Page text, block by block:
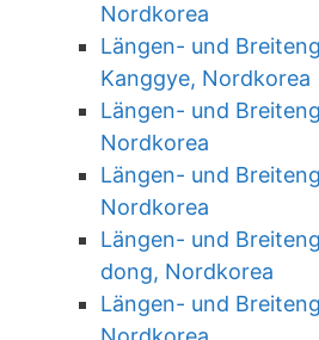
Nordkorea
Längen- und
Kanggye, Nordkorea
Längen- und
Nordkorea
Längen- und
Nordkorea
Längen- und
dong, Nordkorea
Längen- und